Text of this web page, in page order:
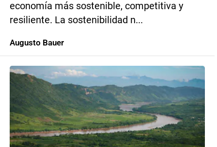
economía más sostenible, competitiva y
resiliente. La sostenibilidad n...
Augusto Bauer